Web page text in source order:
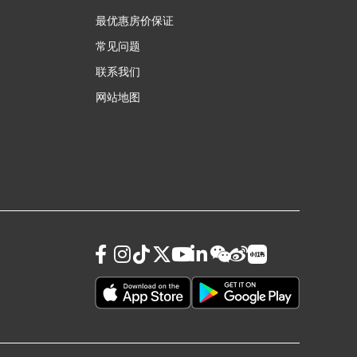
最优惠房价保证
常见问题
联系我们
网站地图